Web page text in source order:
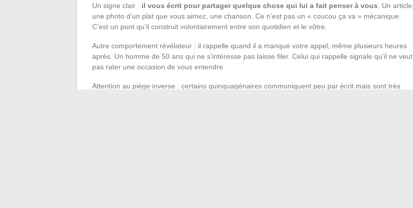
Un signe clair : il vous écrit pour partager quelque chose qui lui a fait penser à vous . Un article,
une photo d’un plat que vous aimez, une chanson. Ce n’est pas un « coucou ça va » mécanique.
C’est un pont qu’il construit volontairement entre son quotidien et le vôtre.
Autre comportement révélateur : il rappelle quand il a manqué votre appel, même plusieurs heures
après. Un homme de 50 ans qui ne s’intéresse pas laisse filer. Celui qui rappelle signale qu’il ne veut
pas rater une occasion de vous entendre.
Attention au piège inverse : certains quinquagénaires communiquent peu par écrit mais sont très